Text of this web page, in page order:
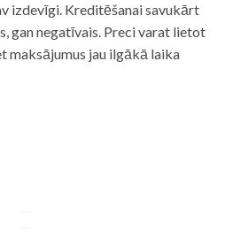
izdevīgi. Kreditēšanai savukārt
gan negatīvais. Preci varat lietot
maksājumus jau ilgākā laika